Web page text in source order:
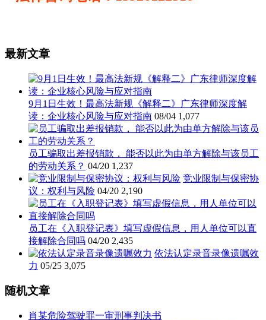
最新文章
9月1日生效！最高法新规《解释二》广东律师深度解
读：企业核心风险与应对指南 08/04 1,077
员工骗取出差报销款， 能否以此为由单方解除与该员工
的劳动关系？ 04/20 1,237
竞业限制与保密协
议：权利与风险 04/20 2,190
员工在《入职登记表》填写虚假信息，用人单位可以直
接解除合同吗 04/20 2,435
依法认定录音录像遗嘱效
力 05/25 3,075
随机文章
肖某危险驾驶罪一审刑事判决书